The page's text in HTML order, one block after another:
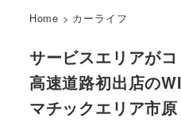
Home > カーライフ
サービスエリアが
高速道路初出店の
マチックエリア市原